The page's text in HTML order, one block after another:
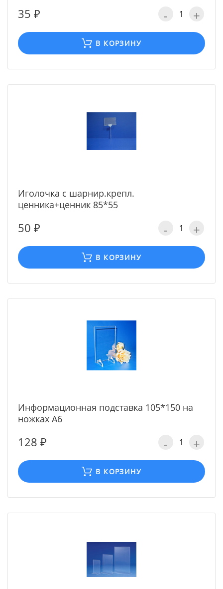
35 ₽ - +
В КОРЗИНУ
Иголочка с шарнир.крепл.
ценника+ценник 85*55
50 ₽ - +
В КОРЗИНУ
Информационная подставка 105*150 на
ножках А6
128 ₽ - +
В КОРЗИНУ